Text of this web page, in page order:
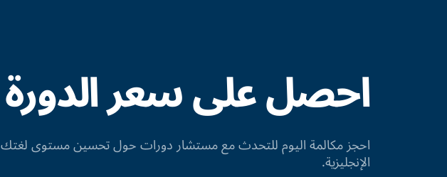
احصل على سعر الدورة
احجز مكالمة اليوم للتحدث مع مستشار دورات حول تحسين مستوى لغتك
الإنجليزية.